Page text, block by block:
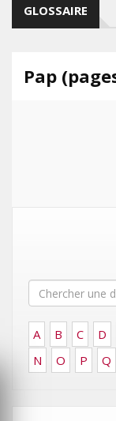
GLOSSAIRE
Pap
A B C D
N
O P Q